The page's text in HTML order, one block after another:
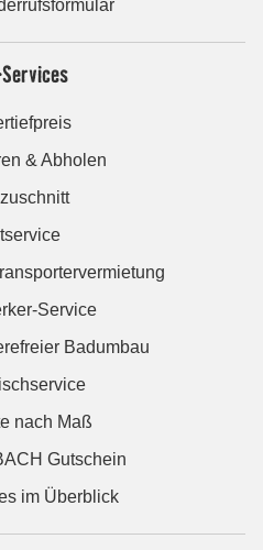
& Abholen
Service
Badumbau
nach Maß
Gutschein
im Überblick